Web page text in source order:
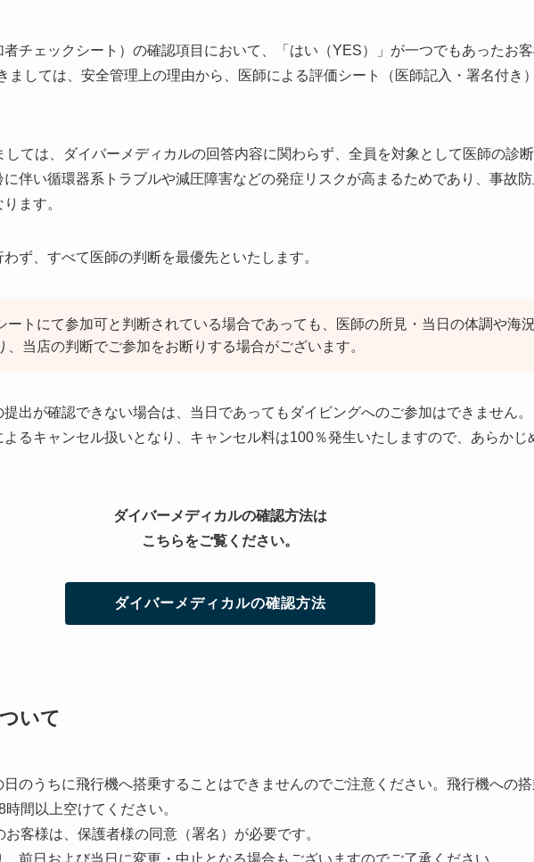
チェックシート）の確認項目において、「はい（YES）」が一つでもあったお
ましては、安全管理上の理由から、医師による評価シート（医師記入・署名付き
ては、ダイバーメディカルの回答内容に関わらず、全員を対象として医師の診
伴い循環器系トラブルや減圧障害などの発症リスクが高まるためであり、事故
ます。
ず、すべて医師の判断を最優先といたします。
ートにて参加可と判断されている場合であっても、医師の所見・当日の体調や海
、当店の判断でご参加をお断りする場合がございます。
出が確認できない場合は、当日であってもダイビングへのご参加はできません。
るキャンセル扱いとなり、キャンセル料は100％発生いたしますので、あらかじ
ダイバーメディカルの確認方法は
こちらをご覧ください。
ダイバーメディカルの確認方法
いて
日のうちに飛行機へ搭乗することはできませんのでご注意ください。飛行機への
間以上空けてください。
お客様は、保護者様の同意（署名）が必要です。